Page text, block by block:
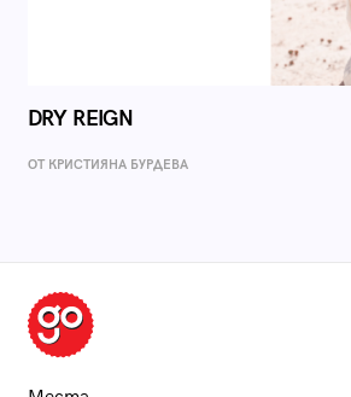
DRY REIGN
ОТ КРИСТИЯНА БУРДЕВА